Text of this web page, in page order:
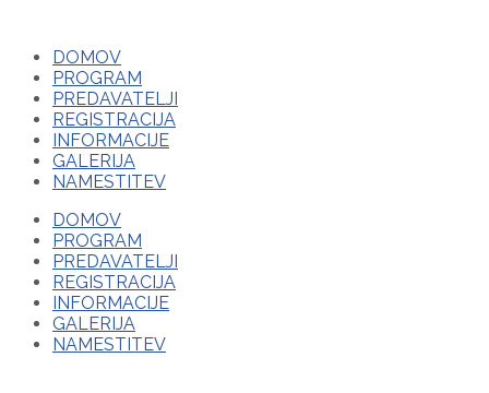
DOMOV
PROGRAM
PREDAVATELJI
REGISTRACIJA
INFORMACIJE
GALERIJA
NAMESTITEV
DOMOV
PROGRAM
PREDAVATELJI
REGISTRACIJA
INFORMACIJE
GALERIJA
NAMESTITEV